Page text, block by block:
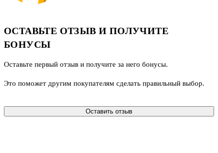
ОСТАВЬТЕ ОТЗЫВ И ПОЛУЧИТЕ
БОНУСЫ
Оставьте первый отзыв и получите за него бонусы.
Это поможет другим покупателям сделать правильный выбор.
Оставить отзыв